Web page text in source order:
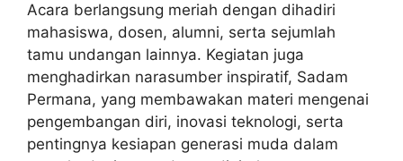
Acara berlangsung meriah dengan dihadiri
mahasiswa, dosen, alumni, serta sejumlah
tamu undangan lainnya. Kegiatan juga
menghadirkan narasumber inspiratif, Sadam
Permana, yang membawakan materi mengenai
pengembangan diri, inovasi teknologi, serta
pentingnya kesiapan generasi muda dalam